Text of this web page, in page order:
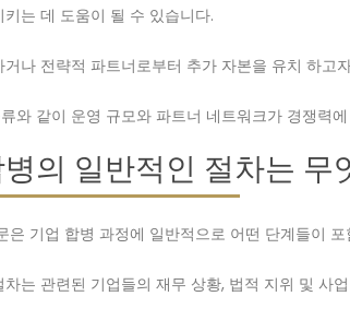
는 데 도움이 될 수 있습니다.
나 전략적 파트너로부터 추가 자본을 유치 하고
와 같이 운영 규모와 파트너 네트워크가 경쟁력
의 일반적인 절차는 무
은 기업 합병 과정에 일반적으로 어떤 단계들이
는 관련된 기업들의 재무 상황, 법적 지위 및 사